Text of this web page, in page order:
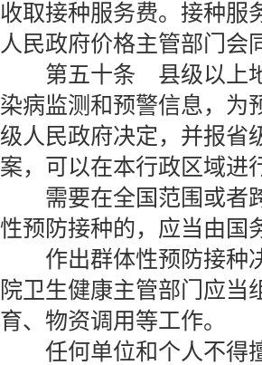
收取接种服务费。接种服
人民政府价格主管部门会
第五十条 县级以上地
染病监测和预警信息，为
级人民政府决定，并报省
案，可以在本行政区域进
需要在全国范围或者跨
性预防接种的，应当由国
作出群体性预防接种决
院卫生健康主管部门应当
育、物资调用等工作。
任何单位和个人不得